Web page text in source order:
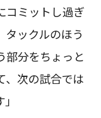
コミットし過ぎ
タックルのほう
部分をちょっと
、次の試合では